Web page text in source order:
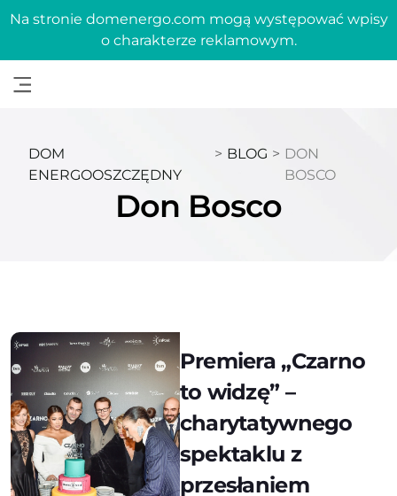
Na stronie domenergo.com mogą występować wpisy
o charakterze reklamowym.
DOM
ENERGOOSZCZĘDNY
> BLOG > DON
BOSCO
Don Bosco
Premiera „Czarno
to widzę” –
charytatywnego
spektaklu z
przesłaniem